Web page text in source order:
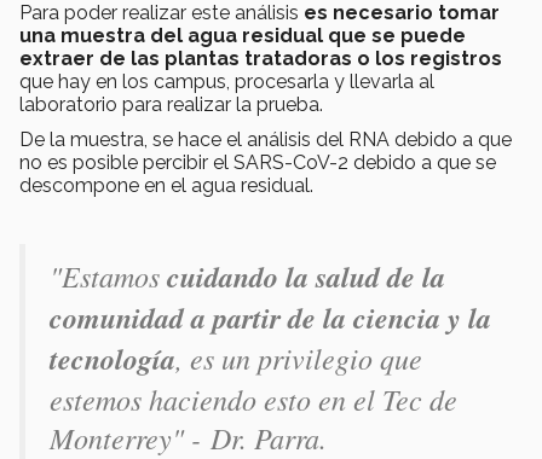
Para poder realizar este análisis es necesario tomar
una muestra del agua residual que se puede
extraer de las plantas tratadoras o los registros
que hay en los campus, procesarla y llevarla al
laboratorio para realizar la prueba.
De la muestra, se hace el análisis del RNA debido a que
no es posible percibir el SARS-CoV-2 debido a que se
descompone en el agua residual.
"Estamoscuidando la salud de la
comunidad a partir de la ciencia y la
tecnología, es un privilegio que
estemos haciendo esto en el Tec de
Monterrey" - Dr. Parra.